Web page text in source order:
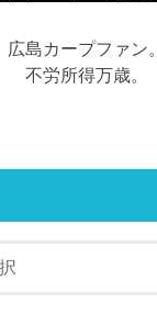
広島カープファン。
不労所得万歳。